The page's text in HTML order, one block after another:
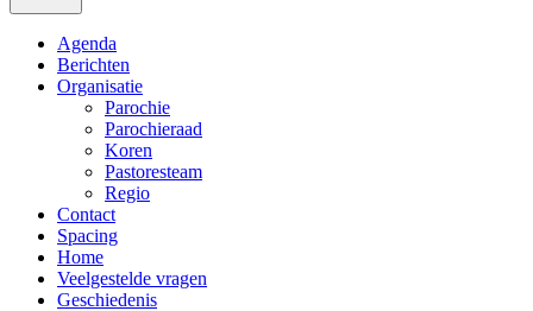
Agenda
Berichten
Organisatie
Parochie
Parochieraad
Koren
Pastoresteam
Regio
Contact
Spacing
Home
Veelgestelde vragen
Geschiedenis